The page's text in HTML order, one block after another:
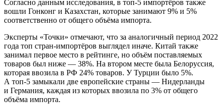
Согласно данным исследования, в топ-5 импортёров также
вошли Гонконг и Казахстан, которые занимают 9% и 5%
соответственно от общего объёма импорта.
Эксперты «Точки» отмечают, что за аналогичный период 2022
года топ стран-импортёров выглядел иначе. Китай также
занимал первое место в рейтинге, но объём поставляемых
товаров был ниже — 38%. На втором месте была Белоруссия,
которая ввозила в РФ 24% товаров. У Турции было 5%.
А топ-5 замыкали две европейские страны — Нидерланды
и Германия, каждая из которых ввозила по 3% от общего
объёма импорта.